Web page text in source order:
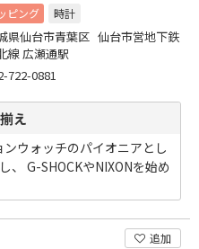
ピング 時計
県仙台市青葉区 仙台市営地下鉄
線 広瀬通駅
722-0881
え
ウォッチのパイオニアとし
、 G-SHOCKやNIXONを始め
追加